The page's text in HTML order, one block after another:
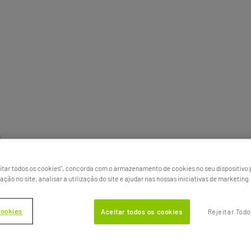
CÁLCIO (MAX.)
todos os cookies", concorda com o armazenamento de cookies no seu dispositivo
no site, analisar a utilização do site e ajudar nas nossas iniciativas de marketing.
Rejeitar
Aceitar todos os cookies